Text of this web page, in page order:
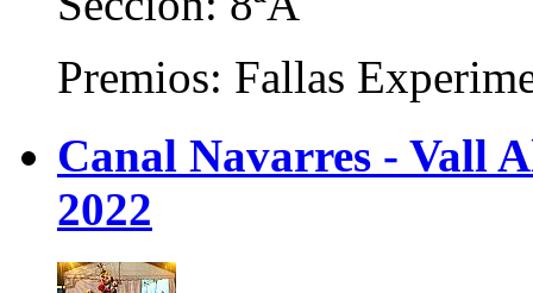
Premios: Fallas
Canal Navarres - Vall
2022